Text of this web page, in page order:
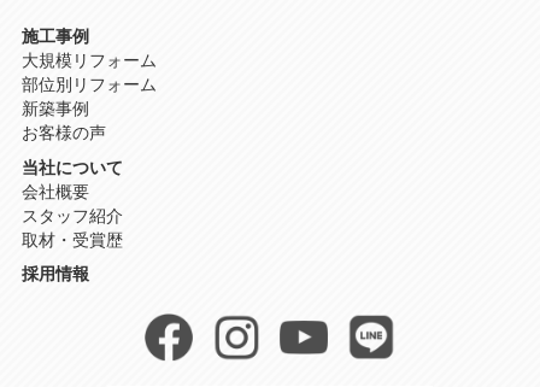
施工事例
大規模リフォーム
部位別リフォーム
新築事例
お客様の声
当社について
会社概要
スタッフ紹介
取材・受賞歴
採用情報